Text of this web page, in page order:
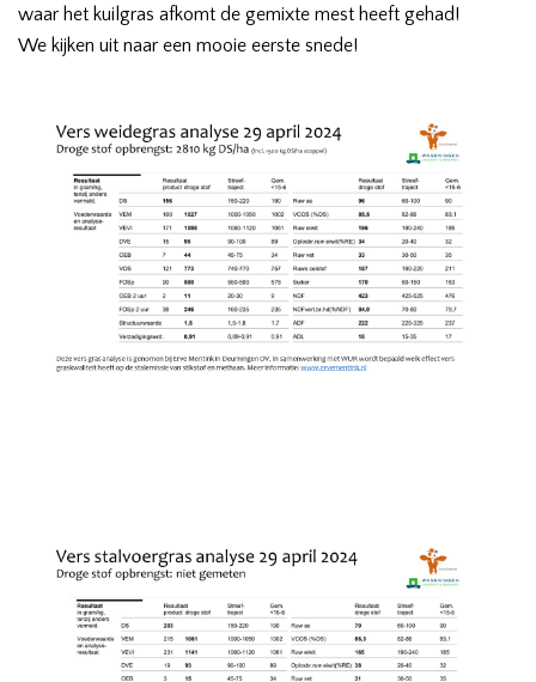
waar het kuilgras afkomt de gemixte mest heeft gehad!
We kijken uit naar een mooie eerste snede!